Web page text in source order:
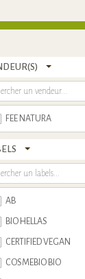
FEE NATURA
AB
BIO HELLAS
CERTIFIED VEGAN
COSMEBIO BIO